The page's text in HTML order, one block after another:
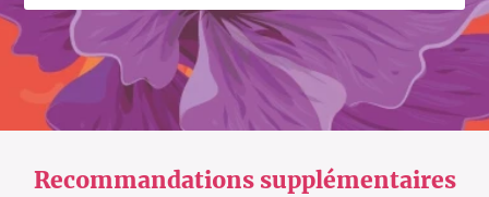
Recommandations supplémentaires